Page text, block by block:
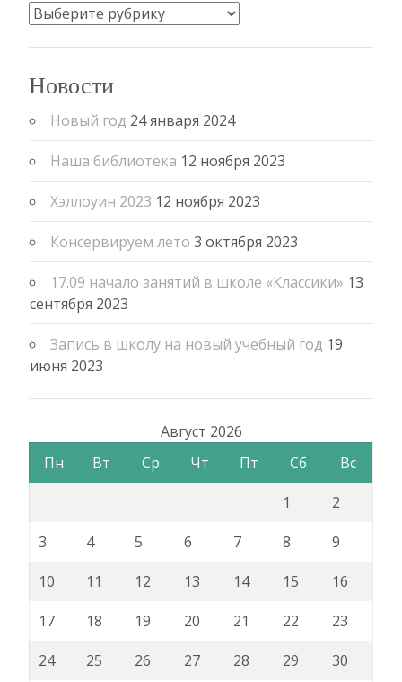
Рубрики
Новости
Новый год 24 января 2024
Наша библиотека 12 ноября 2023
Хэллоуин 2023 12 ноября 2023
Консервируем лето 3 октября 2023
17.09 начало занятий в школе «Классики» 13
сентября 2023
Запись в школу на новый учебный год 19
июня 2023
Август 2026
Пн
Вт Ср Чт Пт Сб
Вс
1
2
3
4 5 6 7 8
9
10
11 12 13 14 15
16
17
18 19 20 21 22
23
24
25 26 27 28 29
30